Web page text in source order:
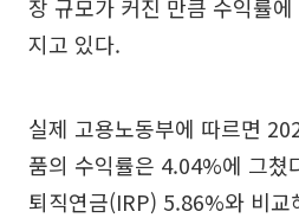
장 규모가 커진 만큼 수익률
지고 있다.
실제 고용노동부에 따르면
품의 수익률은 4.04%에 그쳤
퇴직연금(IRP) 5.86%와 비